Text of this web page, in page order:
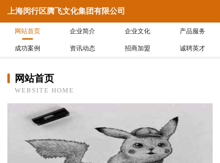
上海闵行区腾飞文化集团有限公司
网站首页 企业简介 企业文化 产品服务
成功案例 资讯动态 招商加盟 诚聘英才
网站首页
WEBSITE HOME